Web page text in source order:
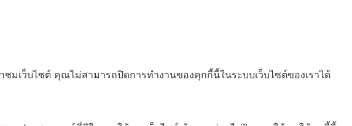
มเว็บไซต์ คุณไม่สามารถปิดการทำงานของคุกกี้นี้ในระบบเว็บไซต์ของเราได้